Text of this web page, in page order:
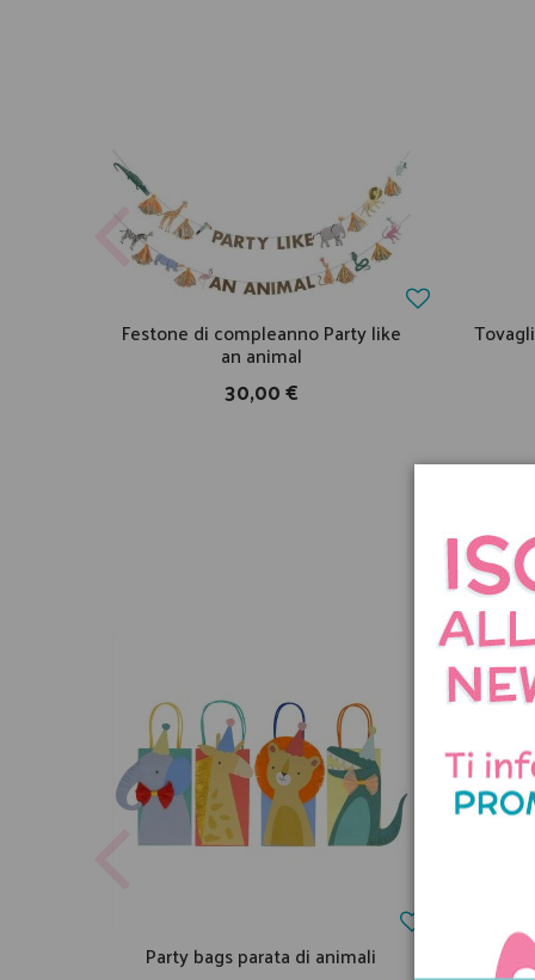
Festone di compleanno Party like
an animal
30,00 €
Party bags parata di animali